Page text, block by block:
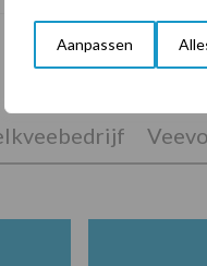
Aanpassen